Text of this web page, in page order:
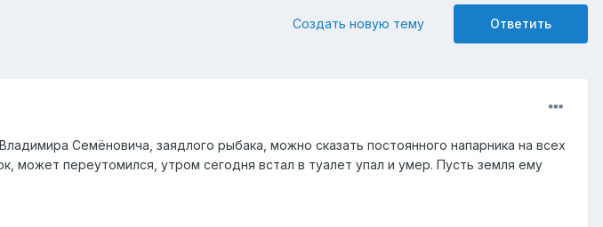
Ответить
Создать новую тему
Семёновича, заядлого рыбака, можно сказать постоянного напарника на всех
может переутомился, утром сегодня встал в туалет упал и умер. Пусть земля ему